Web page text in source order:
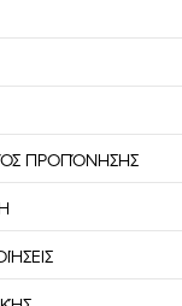
ΠΡΟΠΌΝΗΣΗΣ